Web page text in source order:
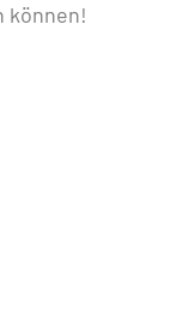
können!